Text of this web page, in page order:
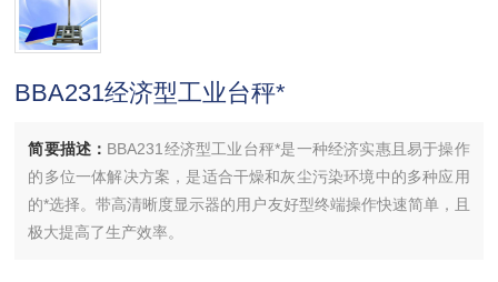
BBA231经济型工业台秤*
简要描述： BBA231经济型工业台秤*是一种经济实惠且易于操作
的多位一体解决方案，是适合干燥和灰尘污染环境中的多种应用
的*选择。带高清晰度显示器的用户友好型终端操作快速简单，且
极大提高了生产效率。